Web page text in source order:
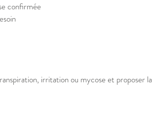
confirmée
irritation ou mycose et proposer la